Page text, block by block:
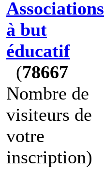
Associations
à but
éducatif
(78667
Nombre de
visiteurs de
votre
inscription)